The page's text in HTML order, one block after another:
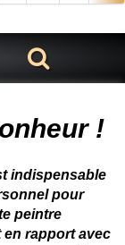
!
indispensable
pour
peintre
en rapport avec